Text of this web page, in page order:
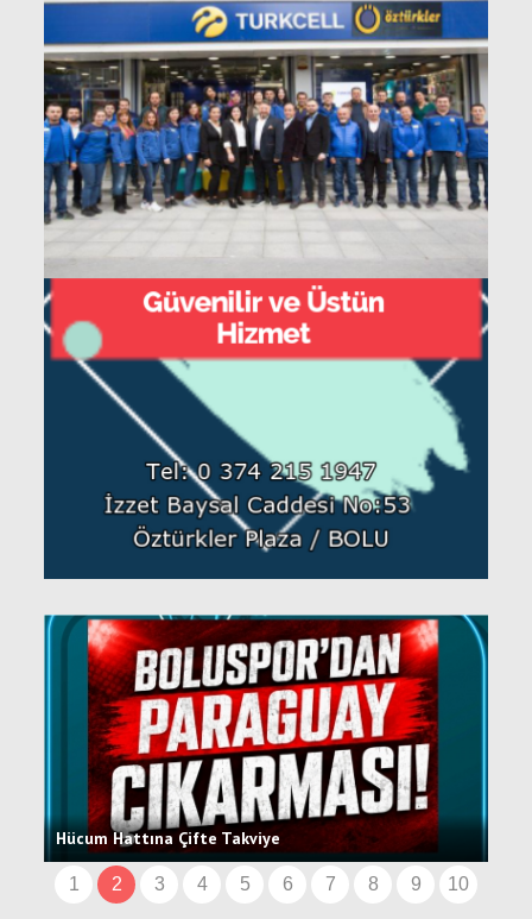
Hücum Hattına Çifte Takviye
1 2 3 4 5 6 7 8 9 10